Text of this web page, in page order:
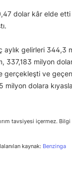
dolar kâr elde
aylık gelirleri 344,3
337,183 milyon
ve geçen
dolara
tavsiyesi içermez. Bilgi
kaynak: Benzinga